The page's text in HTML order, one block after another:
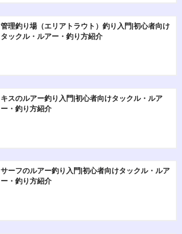
管理釣り場（エリアトラウト）釣り入門|初心者向け
タックル・ルアー・釣り方紹介
キスのルアー釣り入門|初心者向けタックル・ルア
ー・釣り方紹介
サーフのルアー釣り入門|初心者向けタックル・ルア
ー・釣り方紹介